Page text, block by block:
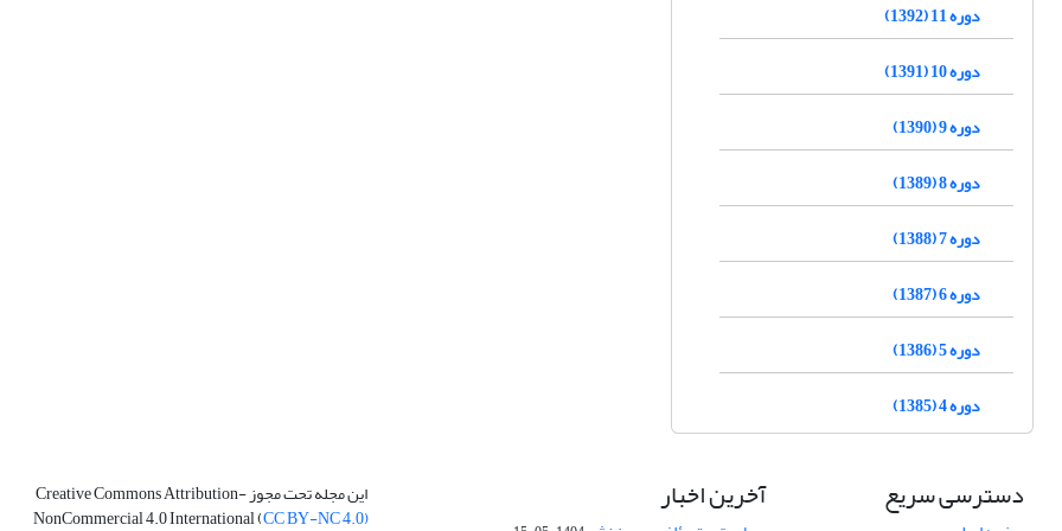
دوره 11 (1392)
دوره 10 (1391)
دوره 9 (1390)
دوره 8 (1389)
دوره 7 (1388)
دوره 6 (1387)
دوره 5 (1386)
دوره 4 (1385)
دسترسی سریع آخرین اخبار این مجله تحت مجوز Creative Commons Attribution-
NonCommercial 4.0 International (CC BY-NC 4.0)